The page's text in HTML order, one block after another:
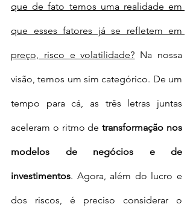
que de fato temos uma realidade em
que esses fatores já se refletem em
preço, risco e volatilidade? Na nossa
visão, temos um sim categórico. De um
tempo para cá, as três letras juntas
aceleram o ritmo de transformação nos
modelos de negócios e de
investimentos. Agora, além do lucro e
dos riscos, é preciso considerar o